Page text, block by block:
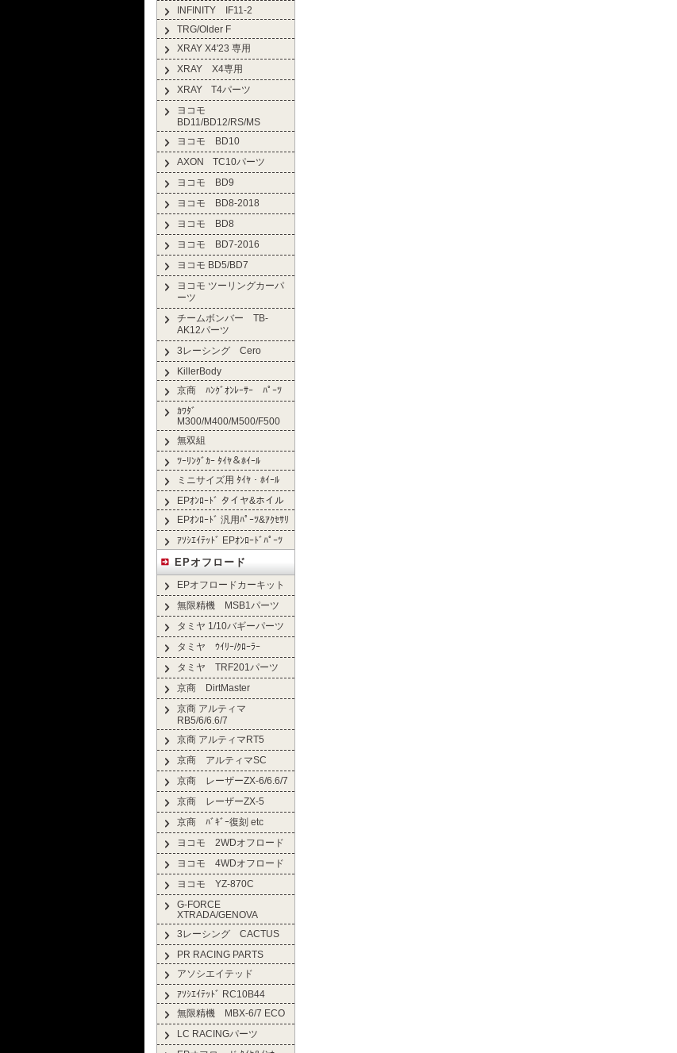
INFINITY IF11-2
TRG/Older F
XRAY X4'23 専用
XRAY X4専用
XRAY T4パーツ
ヨコモ
BD11/BD12/RS/MS
ヨコモ BD10
AXON TC10パーツ
ヨコモ BD9
ヨコモ BD8-2018
ヨコモ BD8
ヨコモ BD7-2016
ヨコモ BD5/BD7
ヨコモ ツーリングカーパ
ーツ
チームボンバー TB-
AK12パーツ
3レーシング Cero
KillerBody
京商 ﾊﾝｸﾞｵﾝﾚｰｻｰ ﾊﾟｰﾂ
ｶﾜﾀﾞ
M300/M400/M500/F500
無双組
ﾂｰﾘﾝｸﾞｶｰ ﾀｲﾔ＆ﾎｲｰﾙ
ミニサイズ用 ﾀｲﾔ・ﾎｲｰﾙ
EPｵﾝﾛｰﾄﾞ タイヤ&ホイル
EPｵﾝﾛｰﾄﾞ 汎用ﾊﾟｰﾂ&ｱｸｾｻﾘ
ｱｿｼｴｲﾃｯﾄﾞ EPｵﾝﾛｰﾄﾞﾊﾟｰﾂ
EPオフロード
EPオフロードカーキット
無限精機 MSB1パーツ
タミヤ 1/10バギーパーツ
タミヤ ｳｲﾘｰ/ｸﾛｰﾗｰ
タミヤ TRF201パーツ
京商 DirtMaster
京商 アルティマ
RB5/6/6.6/7
京商 アルティマRT5
京商 アルティマSC
京商 レーザーZX-6/6.6/7
京商 レーザーZX-5
京商 ﾊﾞｷﾞｰ復刻 etc
ヨコモ 2WDオフロード
ヨコモ 4WDオフロード
ヨコモ YZ-870C
G-FORCE
XTRADA/GENOVA
3レーシング CACTUS
PR RACING PARTS
アソシエイテッド
ｱｿｼｴｲﾃｯﾄﾞ RC10B44
無限精機 MBX-6/7 ECO
LC RACINGパーツ